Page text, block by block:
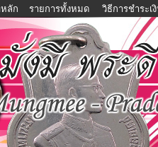
ลัก รายการทั้งหมด วิธีการชำระเ